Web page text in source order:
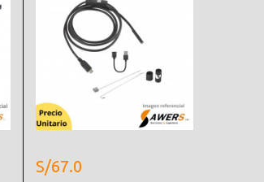
S/67.0